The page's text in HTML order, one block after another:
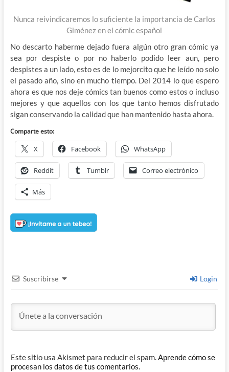
Nunca reivindicaremos lo suficiente la importancia de Carlos
Giménez en el cómic español
No descarto haberme dejado fuera algún otro gran cómic ya
sea por despiste o por no haberlo podido leer aun, pero
despistes a un lado, esto es de lo mejorcito que he leído no solo
el pasado año, sino en mucho tiempo. Del 2014 lo que espero
ahora es que nos deje cómics tan buenos como estos o incluso
mejores y que aquellos con los que tanto hemos disfrutado
sigan conservando la calidad que han mantenido hasta ahora.
Comparte esto:
X Facebook WhatsApp
Reddit Tumblr Correo electrónico
Más
Suscribirse Login
Este sitio usa Akismet para reducir el spam.Aprende cómo se
procesan los datos de tus comentarios.